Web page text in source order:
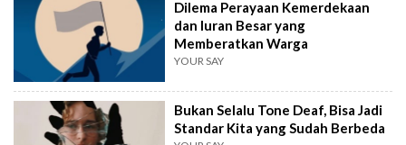
Dilema Perayaan Kemerdekaan
dan Iuran Besar yang
Memberatkan Warga
YOUR SAY
Bukan Selalu Tone Deaf, Bisa Jadi
Standar Kita yang Sudah Berbeda